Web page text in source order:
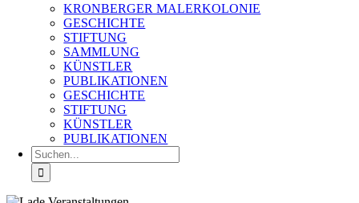
KRONBERGER MALERKOLONIE
GESCHICHTE
STIFTUNG
SAMMLUNG
KÜNSTLER
PUBLIKATIONEN
GESCHICHTE
STIFTUNG
KÜNSTLER
PUBLIKATIONEN
Suche
nach: